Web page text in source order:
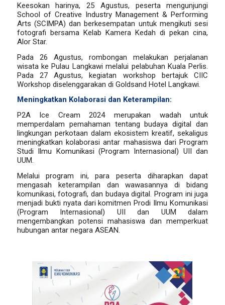
Keesokan harinya, 25 Agustus, peserta mengunjungi
School of Creative Industry Management & Performing
Arts (SCIMPA) dan berkesempatan untuk mengikuti sesi
fotografi bersama Kelab Kamera Kedah di pekan cina,
Alor Star.
Pada 26 Agustus, rombongan melakukan perjalanan
wisata ke Pulau Langkawi melalui pelabuhan Kuala Perlis.
Pada 27 Agustus, kegiatan workshop bertajuk CIIC
Workshop diselenggarakan di Goldsand Hotel Langkawi.
Meningkatkan Kolaborasi dan Keterampilan:
P2A Ice Cream 2024 merupakan wadah untuk
memperdalam pemahaman tentang budaya digital dan
lingkungan perkotaan dalam ekosistem kreatif, sekaligus
meningkatkan kolaborasi antar mahasiswa dari Program
Studi Ilmu Komunikasi (Program Internasional) UII dan
UUM.
Melalui program ini, para peserta diharapkan dapat
mengasah keterampilan dan wawasannya di bidang
komunikasi, fotografi, dan budaya digital. Program ini juga
menjadi bukti nyata dari komitmen Prodi Ilmu Komunikasi
(Program Internasional) UII dan UUM dalam
mengembangkan potensi mahasiswa dan memperkuat
hubungan antar negara ASEAN.